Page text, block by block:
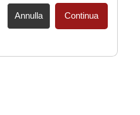
Annulla Continua